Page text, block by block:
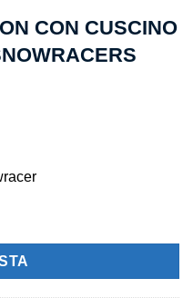
CON CUSCINO
STIGA Curve Snowracers